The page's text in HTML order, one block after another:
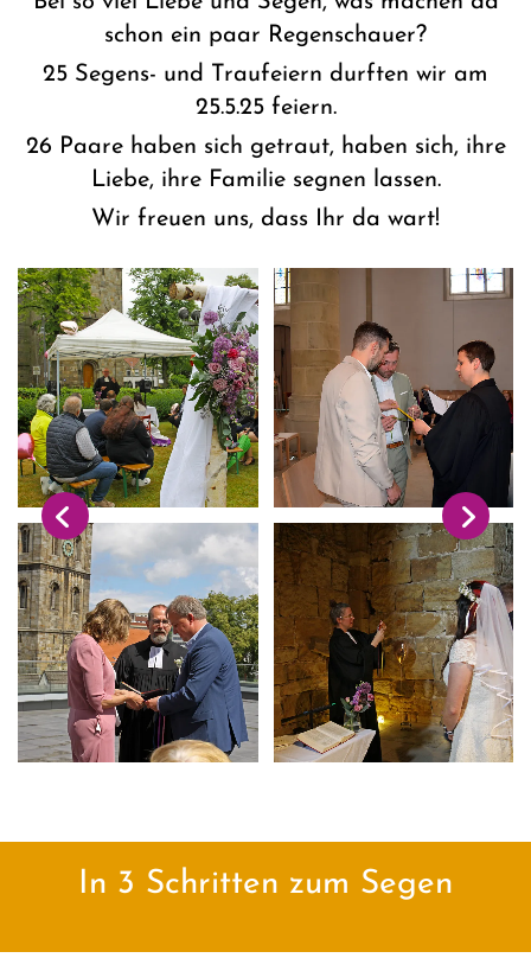
schon ein paar Regenschauer?
25 Segens- und Traufeiern durften wir am
25.5.25 feiern.
26 Paare haben sich getraut, haben sich, ihre
Liebe, ihre Familie segnen lassen.
Wir freuen uns, dass Ihr da wart!
In 3 Schritten zum Segen